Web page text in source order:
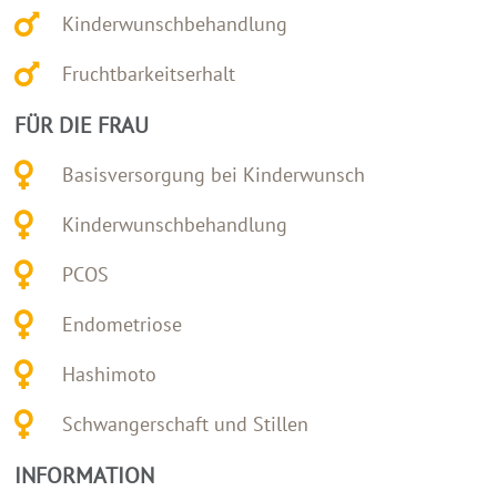
Kinderwunschbehandlung
Fruchtbarkeitserhalt
FÜR DIE FRAU
Basisversorgung bei Kinderwunsch
Kinderwunschbehandlung
PCOS
Endometriose
Hashimoto
Schwangerschaft und Stillen
INFORMATION